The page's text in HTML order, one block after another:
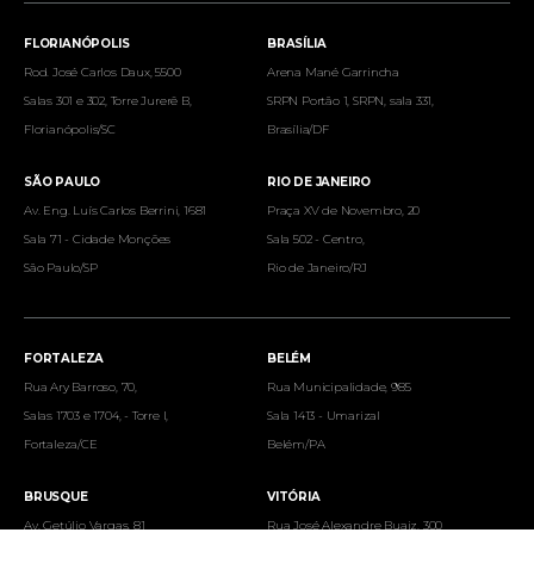
FLORIANÓPOLIS
Rod. José Carlos Daux, 5500
Salas 301 e 302, Torre Jurerê B,
Florianópolis/SC
BRASÍLIA
Arena Mané Garrincha
SRPN Portão 1, SRPN, sala 331,
Brasília/DF
SÃO PAULO
Av. Eng. Luís Carlos Berrini, 1681
Sala 71 - Cidade Monções
São Paulo/SP
RIO DE JANEIRO
Praça XV de Novembro, 20
Sala 502 - Centro,
Rio de Janeiro/RJ
FORTALEZA
Rua Ary Barroso, 70,
Salas 1703 e 1704, - Torre I,
Fortaleza/CE
BELÉM
Rua Municipalidade, 985
Sala 1413 - Umarizal
Belém/PA
BRUSQUE
Av. Getúlio Vargas, 81
VITÓRIA
Rua José Alexandre Buaiz, 300